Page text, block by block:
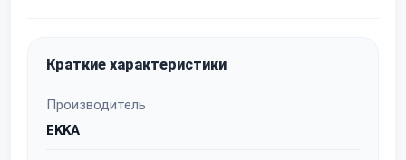
Краткие характеристики
Производитель
EKKA